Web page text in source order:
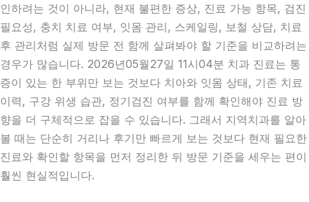
인하려는 것이 아니라, 현재 불편한 증상, 진료 가능 항목, 검진
필요성, 충치 치료 여부, 잇몸 관리, 스케일링, 보철 상담, 치료
후 관리처럼 실제 방문 전 함께 살펴봐야 할 기준을 비교하려는
경우가 많습니다. 2026년05월27일 11시04분 치과 진료는 통
증이 있는 한 부위만 보는 것보다 치아와 잇몸 상태, 기존 치료
이력, 구강 위생 습관, 정기검진 여부를 함께 확인해야 진료 방
향을 더 구체적으로 잡을 수 있습니다. 그래서 지역치과를 알아
볼 때는 단순히 거리나 후기만 빠르게 보는 것보다 현재 필요한
진료와 확인할 항목을 먼저 정리한 뒤 방문 기준을 세우는 편이
훨씬 현실적입니다.